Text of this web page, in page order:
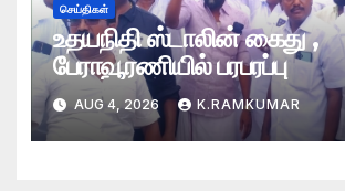
செய்திகள்
உதயநிதி ஸ்டாலின் கைது ,
பேராவூரணியில் பரபரப்பு
AUG 4, 2026 K.RAMKUMAR